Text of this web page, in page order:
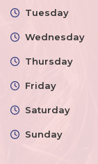
Tuesday
Wednesday
Thursday
Friday
Saturday
Sunday